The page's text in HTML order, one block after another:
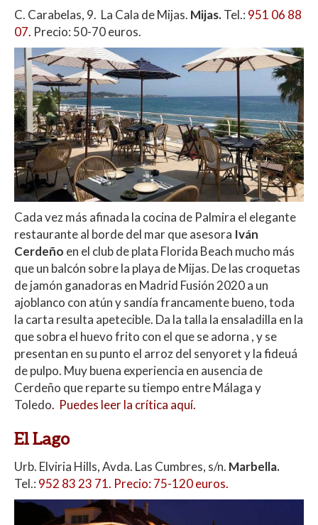
C. Carabelas, 9. La Cala de Mijas. Mijas.Tel.: 951 06 88
07. Precio: 50-70 euros.
Cada vez más afinada la cocina de Palmira el elegante
restaurante al borde del mar que asesora Iván
Cerdeño en el club de plata Florida Beach mucho más
que un balcón sobre la playa de Mijas. De las croquetas
de jamón ganadoras en Madrid Fusión 2020 a un
ajoblanco con atún y sandía francamente bueno, toda
la carta resulta apetecible. Da la talla la ensaladilla en la
que sobra el huevo frito con el que se adorna , y se
presentan en su punto el arroz del senyoret y la fideuá
de pulpo. Muy buena experiencia en ausencia de
Cerdeño que reparte su tiempo entre Málaga y
Toledo. Puedes leer la crítica aquí.
El Lago
Urb. Elviria Hills, Avda. Las Cumbres, s/n. Marbella.
Tel.: 952 83 23 71. Precio: 75-120 euros.